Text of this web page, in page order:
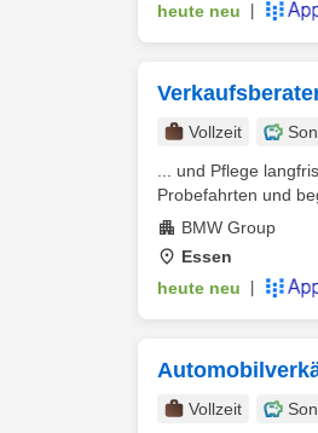
heute neu
Vollzeit
... und Pflege
Probefahrten und
BMW Group
Essen
heute neu
Vollzeit